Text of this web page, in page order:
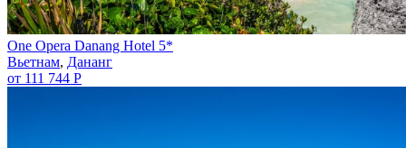
One Opera Danang Hotel 5*
Вьетнам, Дананг
от 111 744 Р